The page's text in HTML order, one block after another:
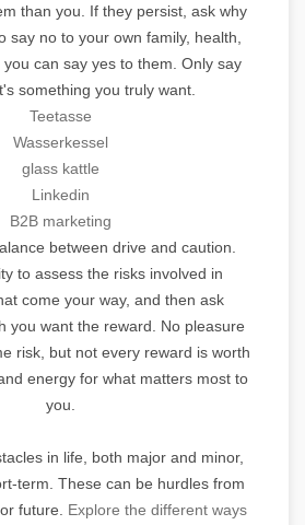
than you. If they persist, ask why
say no to your own family, health,
can say yes to them. Only say
something you truly want.
Teetasse
Wasserkessel
glass kattle
Linkedin
B2B marketing
between drive and caution.
to assess the risks involved in
come your way, and then ask
you want the reward. No pleasure
risk, but not every reward is worth
energy for what matters most to
you.
in life, both major and minor,
term. These can be hurdles from
future.
Explore the different ways